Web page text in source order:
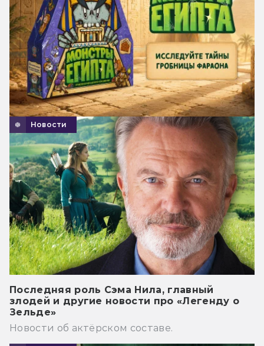
Новости
Последняя роль Сэма Нила, главный
злодей и другие новости про «Легенду о
Зельде»
Новости об актёрском составе.